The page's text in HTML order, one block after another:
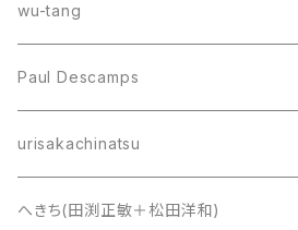
wu-tang
Paul Descamps
urisakachinatsu
へきち(田渕正敏＋松田洋和)